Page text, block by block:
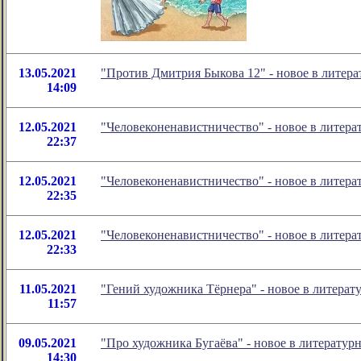
13.05.2021
14:09
"Против Дмитрия Быкова 12" - новое в
12.05.2021
22:37
"Человеконенавистничество" - новое в
12.05.2021
22:35
"Человеконенавистничество" - новое в
12.05.2021
22:33
"Человеконенавистничество" - новое в
11.05.2021
11:57
"Гений художника Тёрнера" - новое в
09.05.2021
14:30
"Про художника Бугаёва" - новое в